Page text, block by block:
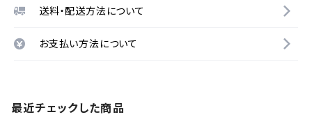
送料・配送方法について
お支払い方法について
最近チェックした商品